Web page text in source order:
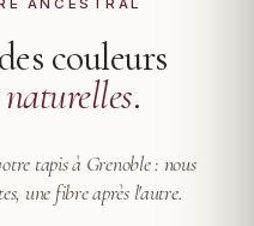
ANCESTRAL
couleurs
.
tapis à Grenoble : nous
une fibre après l'autre.